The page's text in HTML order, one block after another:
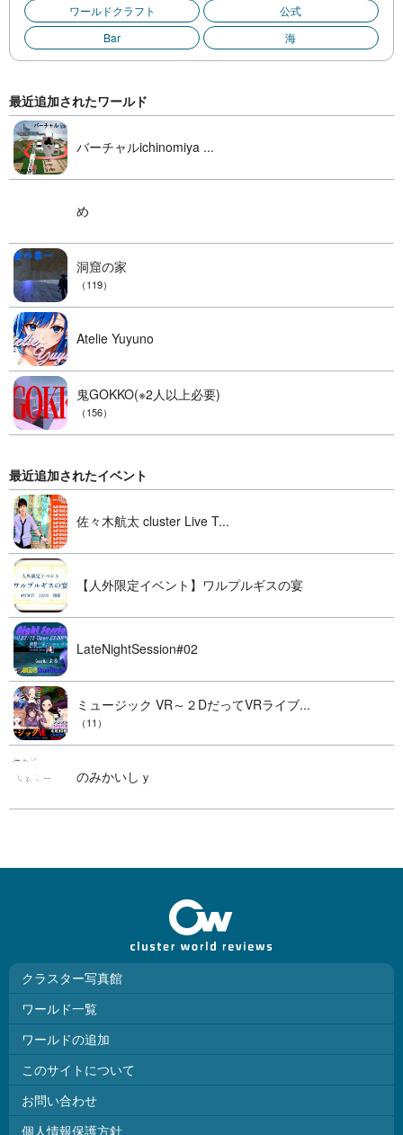
ワールドクラフト
公式
Bar
海
最近追加されたワールド
バーチャルichinomiya ...
め
洞窟の家
（119）
Atelie Yuyuno
鬼GOKKO(※2人以上必要)
（156）
最近追加されたイベント
佐々木航太 cluster Live T...
【人外限定イベント】ワルプルギスの宴
LateNightSession#02
ミュージック VR～２DだってVRライブ...
（11）
のみかいしｙ
クラスター写真館
ワールド一覧
ワールドの追加
このサイトについて
お問い合わせ
個人情報保護方針